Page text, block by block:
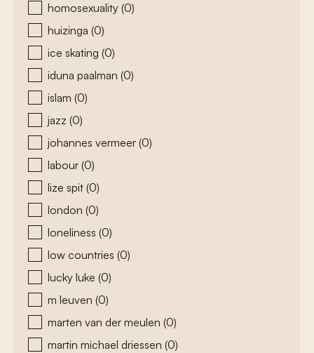
homosexuality (0)
huizinga (0)
ice skating (0)
iduna paalman (0)
islam (0)
jazz (0)
johannes vermeer (0)
labour (0)
lize spit (0)
london (0)
loneliness (0)
low countries (0)
lucky luke (0)
m leuven (0)
marten van der meulen (0)
martin michael driessen (0)